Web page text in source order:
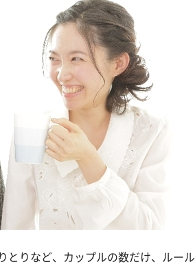
とりなど、カップルの数だけ、ルー